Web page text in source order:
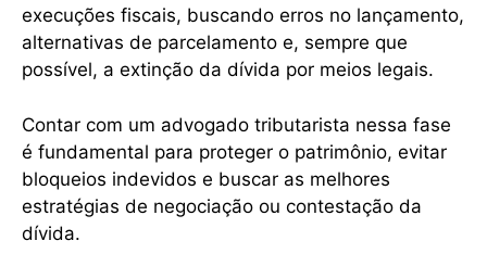
execuções fiscais, buscando erros no lançamento,
alternativas de parcelamento e, sempre que
possível, a extinção da dívida por meios legais.
Contar com um advogado tributarista nessa fase
é fundamental para proteger o patrimônio, evitar
bloqueios indevidos e buscar as melhores
estratégias de negociação ou contestação da
dívida.